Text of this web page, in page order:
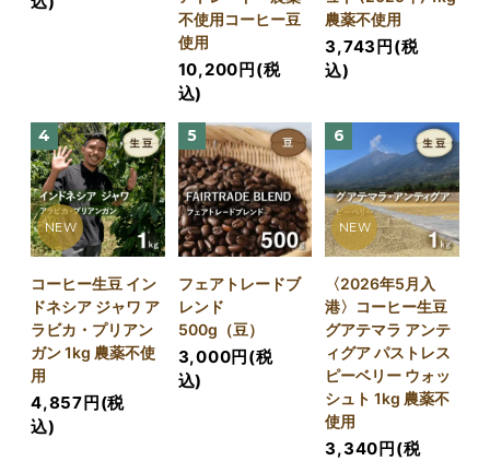
不使用コーヒー豆
使用
10,200円(税
込)
農薬不使用
3,743円(税
込)
4
NEW
コーヒー生豆 イン
ドネシア ジャワ ア
ラビカ・プリアン
ガン 1kg 農薬不使
用
4,857円(税
込)
5
フェアトレードブ
レンド
500g（豆）
3,000円(税
込)
6
NEW
〈2026年5月入
港〉コーヒー生豆
グアテマラ アンテ
ィグア パストレス
ピーベリー ウォッ
シュト 1kg 農薬不
使用
3,340円(税